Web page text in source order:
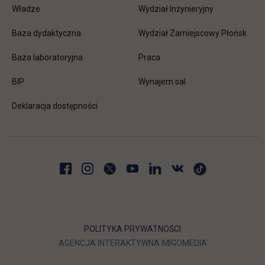
Władze
Baza dydaktyczna
Baza laboratoryjna
BIP
Deklaracja dostępności
Wydział Inżynieryjny
Wydział Zamiejscowy Płońsk
Praca
Wynajem sal
POLITYKA PRYWATNOŚCI
AGENCJA INTERAKTYWNA LINK OTWIERA SIĘ W
MIGOMEDIA